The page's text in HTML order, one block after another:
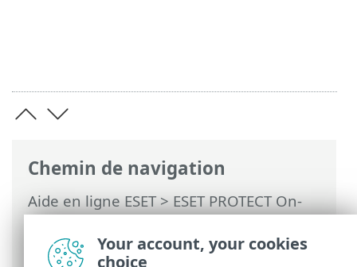
Chemin de navigation
Aide en ligne ESET>ESET PROTECT On-
Prem>Introduction> Nouvelles
fonctionnalités d'ESET PROTECT On-Prem
13.0
Your account, your cookies
choice